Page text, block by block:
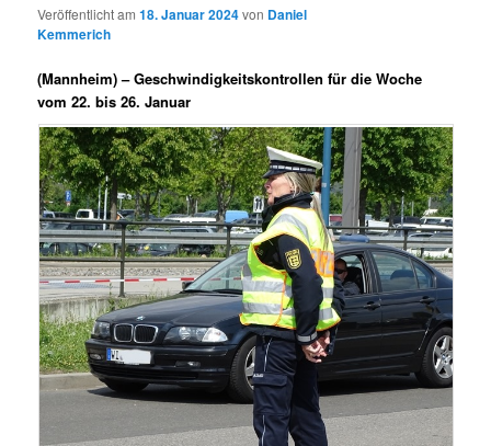
Veröffentlicht am18. Januar 2024von Daniel
Kemmerich
(Mannheim) –Geschwindigkeitskontrollen für die Woche
vom 22. bis 26. Januar